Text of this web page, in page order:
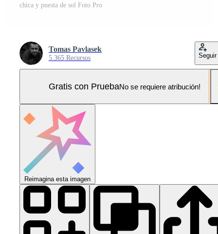
chica y puesta de sol Foto Pro
Tomas Pavlasek
5.365 Recursos Seguir
Gratis con PruebaNo se requiere atribución!
Reimagina esta imagen